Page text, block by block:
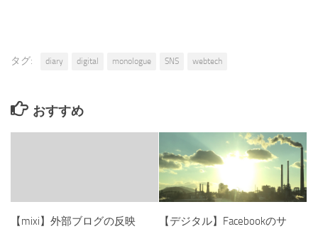
タグ: diary digital monologue SNS webtech
おすすめ
【mixi】外部ブログの反映
【デジタル】Facebookのサ